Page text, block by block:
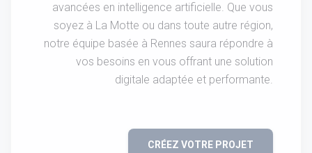
avancées en intelligence artificielle. Que vous
soyez à La Motte ou dans toute autre région,
notre équipe basée à Rennes saura répondre à
vos besoins en vous offrant une solution
digitale adaptée et performante.
CRÉEZ VOTRE PROJET